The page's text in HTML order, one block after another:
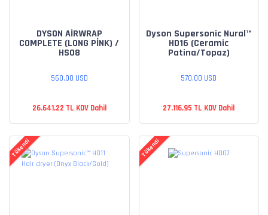
DYSON AİRWRAP
COMPLETE (LONG PİNK) /
HS08
560,00 USD
26.641,22 TL KDV Dahil
Dyson Supersonic Nural™
HD16 (Ceramic
Patina/Topaz)
570,00 USD
27.116,95 TL KDV Dahil
Tükendi Tükendi